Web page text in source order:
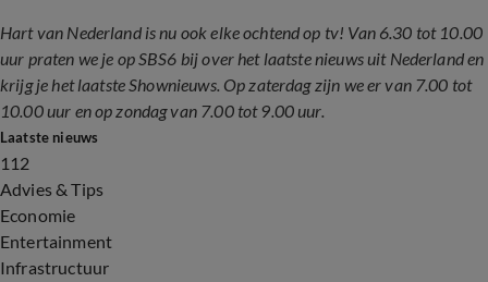
Hart van Nederland is nu ook elke ochtend op tv! Van 6.30 tot 10.00
uur praten we je op SBS6 bij over het laatste nieuws uit Nederland en
krijg je het laatste Shownieuws. Op zaterdag zijn we er van 7.00 tot
10.00 uur en op zondag van 7.00 tot 9.00 uur.
Laatste nieuws
112
Advies & Tips
Economie
Entertainment
Infrastructuur